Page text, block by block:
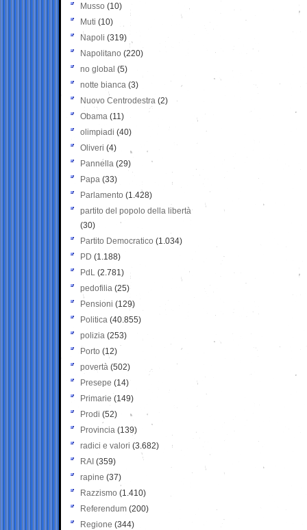
Musso (10)
Muti (10)
Napoli (319)
Napolitano (220)
no global (5)
notte bianca (3)
Nuovo Centrodestra (2)
Obama (11)
olimpiadi (40)
Oliveri (4)
Pannella (29)
Papa (33)
Parlamento (1.428)
partito del popolo della libertà
(30)
Partito Democratico (1.034)
PD (1.188)
PdL (2.781)
pedofilia (25)
Pensioni (129)
Politica (40.855)
polizia (253)
Porto (12)
povertà (502)
Presepe (14)
Primarie (149)
Prodi (52)
Provincia (139)
radici e valori (3.682)
RAI (359)
rapine (37)
Razzismo (1.410)
Referendum (200)
Regione (344)